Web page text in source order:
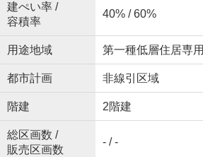
建ぺい率 /
容積率
40% / 60%
用途地域 第一種低層住居専用
都市計画 非線引区域
階建 2階建
総区画数 /
販売区画数
- / -